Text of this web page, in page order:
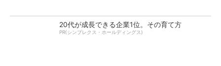
20代が成長できる企業1位。その育て方
PR(シンプレクス・ホールディングス)